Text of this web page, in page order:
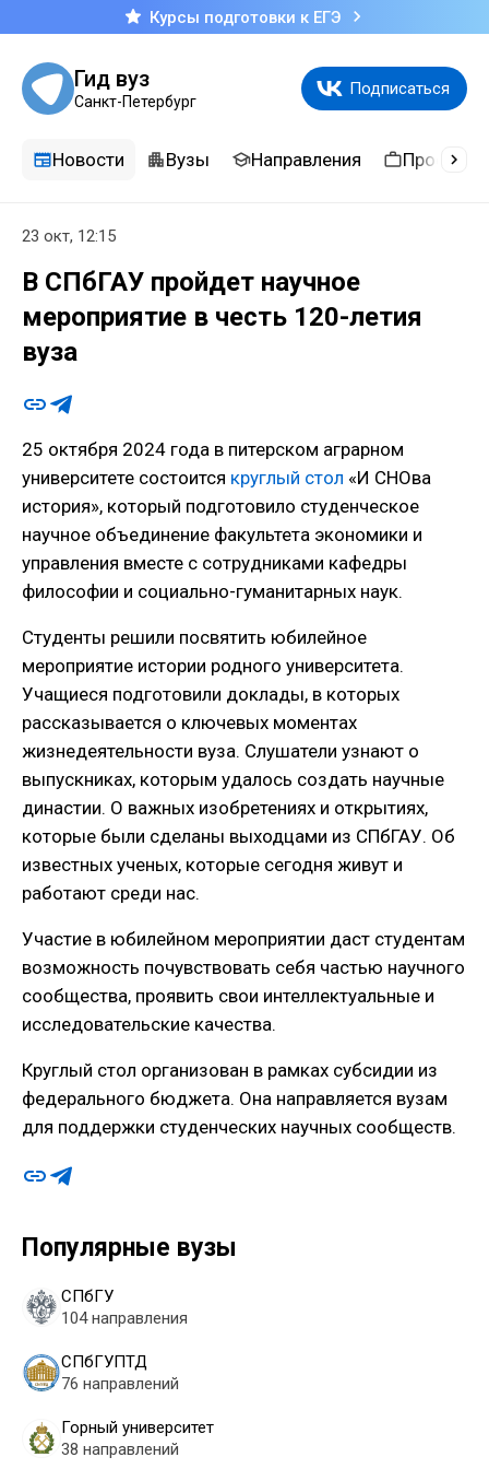
Курсы подготовки к ЕГЭ
Гид вуз
Санкт-Петербург
Подписаться
Новости Вузы Направления
Популярные вузы
СПбГУ
104 направления
СПбГУПТД
76 направлений
Горный университет
38 направлений
23 окт, 12:15
В СПбГАУ пройдет научное
мероприятие в честь 120-летия
вуза
25 октября 2024 года в питерском аграрном
университете состоится круглый стол «И СНОва
история», который подготовило студенческое
научное объединение факультета экономики и
управления вместе с сотрудниками кафедры
философии и социально-гуманитарных наук.
Студенты решили посвятить юбилейное
мероприятие истории родного университета.
Учащиеся подготовили доклады, в которых
рассказывается о ключевых моментах
жизнедеятельности вуза. Слушатели узнают о
выпускниках, которым удалось создать научные
династии. О важных изобретениях и открытиях,
которые были сделаны выходцами из СПбГАУ. Об
известных ученых, которые сегодня живут и
работают среди нас.
Участие в юбилейном мероприятии даст студентам
возможность почувствовать себя частью научного
сообщества, проявить свои интеллектуальные и
исследовательские качества.
Круглый стол организован в рамках субсидии из
федерального бюджета. Она направляется вузам
для поддержки студенческих научных сообществ.